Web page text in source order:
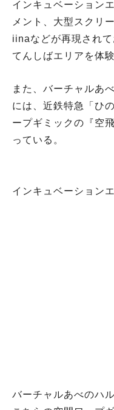
インキュベーション
メント、大型スクリ
iinaなどが再現され
てんしばエリアを体
また、バーチャルあ
には、近鉄特急「ひ
ープギミックの『空
っている。
インキュベーション
バーチャルあべのハ